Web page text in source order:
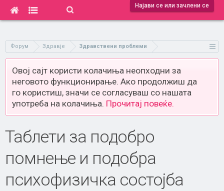
Најави се или зачлени се
Форум Здравје Здравствени проблеми
Овој сајт користи колачиња неопходни за
неговото функционирање. Ако продолжиш да
го користиш, значи се согласуваш со нашата
употреба на колачиња. Прочитај повеќе.
Таблети за подобро
помнење и подобра
психофизичка состојба